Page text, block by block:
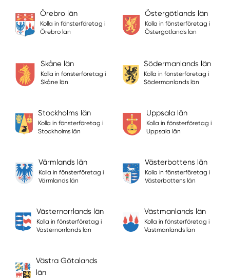
Örebro län
Kolla in fönsterföretag i
Örebro län
Östergötlands län
Kolla in fönsterföretag i
Östergötlands län
Skåne län
Kolla in fönsterföretag i
Skåne län
Södermanlands län
Kolla in fönsterföretag i
Södermanlands län
Stockholms län
Kolla in fönsterföretag i
Stockholms län
Uppsala län
Kolla in fönsterföretag i
Uppsala län
Värmlands län
Kolla in fönsterföretag i
Värmlands län
Västerbottens län
Kolla in fönsterföretag i
Västerbottens län
Västernorrlands län
Kolla in fönsterföretag i
Västernorrlands län
Västmanlands län
Kolla in fönsterföretag i
Västmanlands län
Västra Götalands
län